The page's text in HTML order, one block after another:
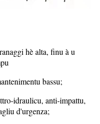
hè alta, finu à u
bassu;
idraulicu, anti-impattu,
d'urgenza;